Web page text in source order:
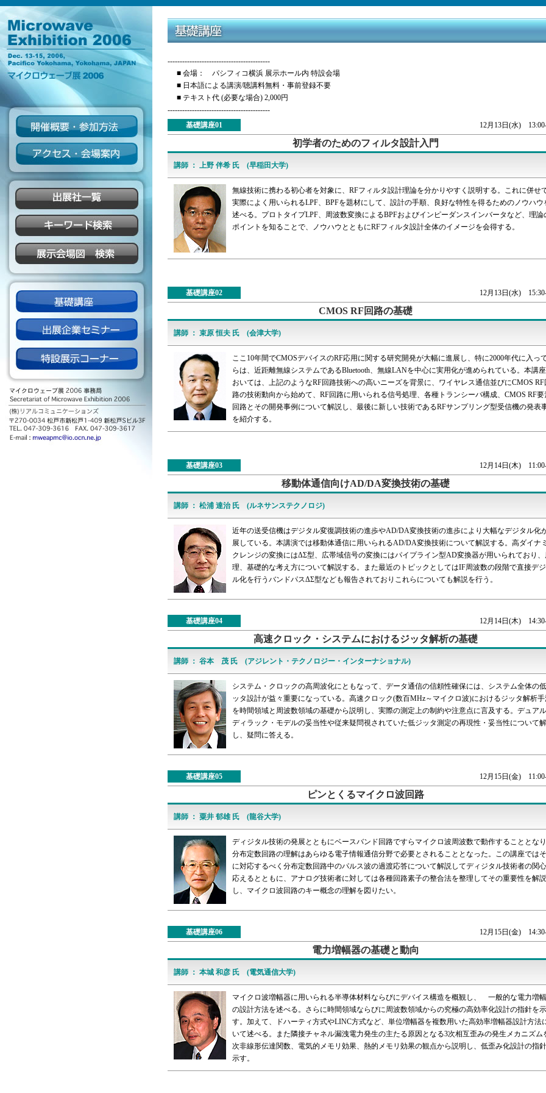
------------------------------------------
■ 会場： パシフィコ横浜 展示ホール内 特設会場
■ 日本語による講演/聴講料無料・事前登録不要
■ テキスト代 (必要な場合) 2,000円
------------------------------------------
基礎講座01
12月13日(水)
初学者のためのフィルタ設計入門
講師 ： 上野 伴希 氏 (早稲田大学)
無線技術に携わる初心者を対象に、RFフィルタ設計理論を分かりやすく説明する。これに併せて
実際によく用いられるLPF、BPFを題材にして、設計の手順、良好な特性を得るためのノウハウ
述べる。プロトタイプLPF、周波数変換によるBPFおよびインピーダンスインバータなど、理論
ポイントを知ることで、ノウハウとともにRFフィルタ設計全体のイメージを会得する。
基礎講座02 12月13日(水)
CMOS RF回路の基礎
講師 ： 束原 恒夫 氏 (会津大学)
ここ10年間でCMOSデバイスのRF応用に関する研究開発が大幅に進展し、特に2000年代に入っ
らは、近距離無線システムであるBluetooth、無線LANを中心に実用化が進められている。本講
おいては、上記のようなRF回路技術への高いニーズを背景に、ワイヤレス通信並びにCMOS RF
路の技術動向から始めて、RF回路に用いられる信号処理、各種トランシーバ構成、CMOS RF要
回路とその開発事例について解説し、最後に新しい技術であるRFサンプリング型受信機の発表
を紹介する。
基礎講座03 12月14日(木)
移動体通信向けAD/DA変換技術の基礎
講師 ： 松浦 達治 氏 (ルネサンステクノロジ)
近年の送受信機はデジタル変復調技術の進歩やAD/DA変換技術の進歩により大幅なデジタル化
展している。本講演では移動体通信に用いられるAD/DA変換技術について解説する。高ダイナ
クレンジの変換にはΔΣ型、広帯域信号の変換にはパイプライン型AD変換器が用いられており
理、基礎的な考え方について解説する。また最近のトピックとしてはIF周波数の段階で直接デ
ル化を行うバンドパスΔΣ型なども報告されておりこれらについても解説を行う。
基礎講座04 12月14日(木)
高速クロック・システムにおけるジッタ解析の基礎
講師 ： 谷本 茂 氏 (アジレント・テクノロジー・インターナショナル)
システム・クロックの高周波化にともなって、データ通信の信頼性確保には、システム全体の
ッタ設計が益々重要になっている。高速クロック(数百MHz～マイクロ波)におけるジッタ解析
を時間領域と周波数領域の基礎から説明し、実際の測定上の制約や注意点に言及する。デュアル
ディラック・モデルの妥当性や従来疑問視されていた低ジッタ測定の再現性・妥当性について
し、疑問に答える。
基礎講座05 12月15日(金)
ピンとくるマイクロ波回路
講師 ： 粟井 郁雄 氏 (龍谷大学)
ディジタル技術の発展とともにベースバンド回路ですらマイクロ波周波数で動作することとなり
分布定数回路の理解はあらゆる電子情報通信分野で必要とされることとなった。この講座では
に対応するべく分布定数回路中のパルス波の過渡応答について解説してディジタル技術者の関
応えるとともに、アナログ技術者に対しては各種回路素子の整合法を整理してその重要性を解説
し、マイクロ波回路のキー概念の理解を図りたい。
基礎講座06 12月15日(金)
電力増幅器の基礎と動向
講師 ： 本城 和彦 氏 (電気通信大学)
マイクロ波増幅器に用いられる半導体材料ならびにデバイス構造を概観し、 一般的な電力増
の設計方法を述べる。さらに時間領域ならびに周波数領域からの究極の高効率化設計の指針を示
す。加えて、ドハーティ方式やLINC方式など、単位増幅器を複数用いた高効率増幅器設計方法
いて述べる。また隣接チャネル漏洩電力発生の主たる原因となる3次相互歪みの発生メカニズム
次非線形伝達関数、電気的メモリ効果、熱的メモリ効果の観点から説明し、低歪み化設計の指
示す。